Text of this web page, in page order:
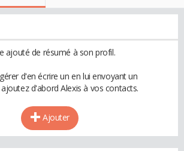
ajouté de résumé à son profil.
d'en écrire un en lui envoyant un
d'abord Alexis à vos contacts.
Ajouter